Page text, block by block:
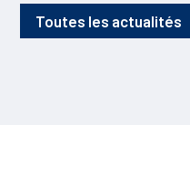
Toutes les actualités